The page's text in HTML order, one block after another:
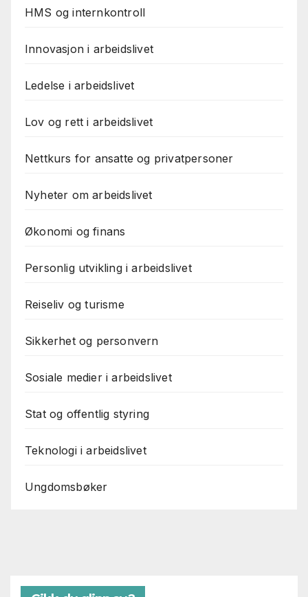
HMS og internkontroll
Innovasjon i arbeidslivet
Ledelse i arbeidslivet
Lov og rett i arbeidslivet
Nettkurs for ansatte og privatpersoner
Nyheter om arbeidslivet
Økonomi og finans
Personlig utvikling i arbeidslivet
Reiseliv og turisme
Sikkerhet og personvern
Sosiale medier i arbeidslivet
Stat og offentlig styring
Teknologi i arbeidslivet
Ungdomsbøker